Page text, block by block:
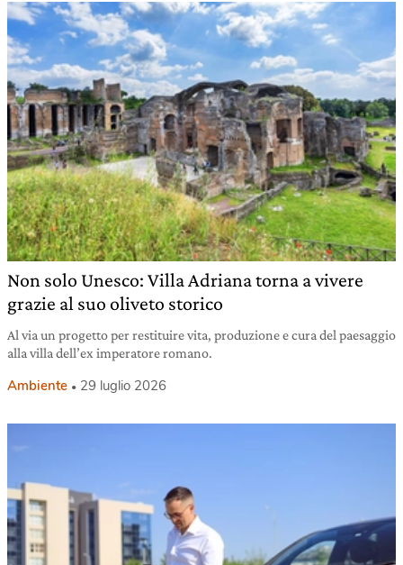
Non solo Unesco: Villa Adriana torna a vivere
grazie al suo oliveto storico
Al via un progetto per restituire vita, produzione e cura del paesaggio
alla villa dell’ex imperatore romano.
Ambiente 29 luglio 2026